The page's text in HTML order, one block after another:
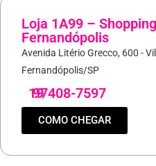
Loja 1A99 –
Fernandópolis
Avenida Litério Grecco, 600 -
Fernandópolis/SP
19
97408-7597
COMO CHEGAR